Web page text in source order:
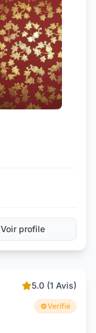
Voir profile
5.0 (1 Avis)
Verifié